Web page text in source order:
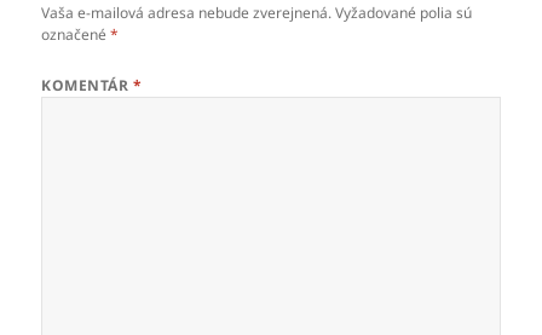
Vaša e-mailová adresa nebude zverejnená. Vyžadované polia sú
označené*
KOMENTÁR *